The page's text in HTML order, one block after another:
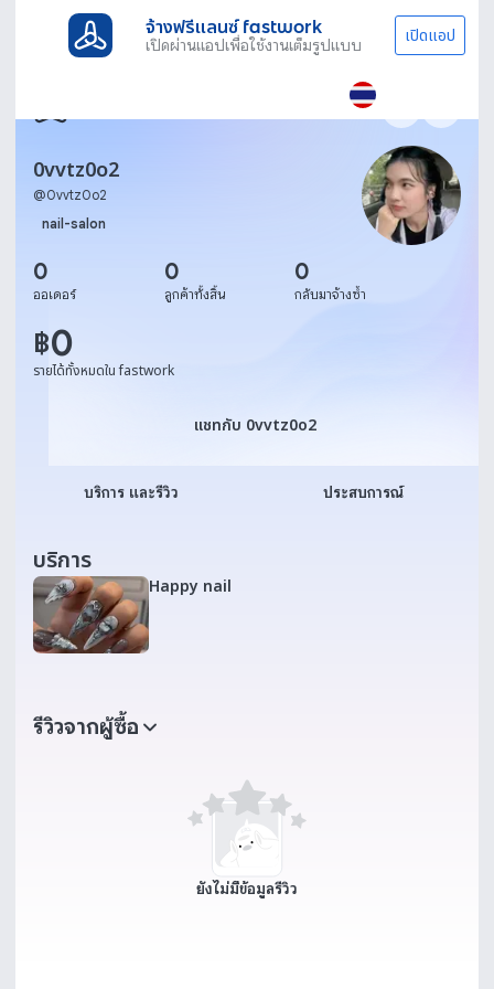
จ้างฟรีแลนซ์ fastwork
เปิดผ่านแอปเพื่อใช้งานเต็มรูปแบบ เปิดแอป
0vvtz0o2
@0vvtz0o2
nail-salon
0
ออเดอร์
0
ลูกค้าทั้งสิ้น
0
กลับมาจ้างซ้ำ
฿0
รายได้ทั้งหมดใน fastwork
แชทกับ 0vvtz0o2
แชทกับ 0vvtz0o2
บริการ และรีวิว ประสบการณ์
บริการ
Happy nail
รีวิวจากผู้ซื้อ
ยังไม่มีข้อมูลรีวิว